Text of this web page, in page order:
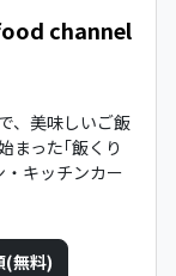
channel
、美味しいご飯
まった｢飯くり
キッチンカー
(無料)